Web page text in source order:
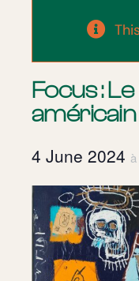
Focus :
américain
4 June 2024 à